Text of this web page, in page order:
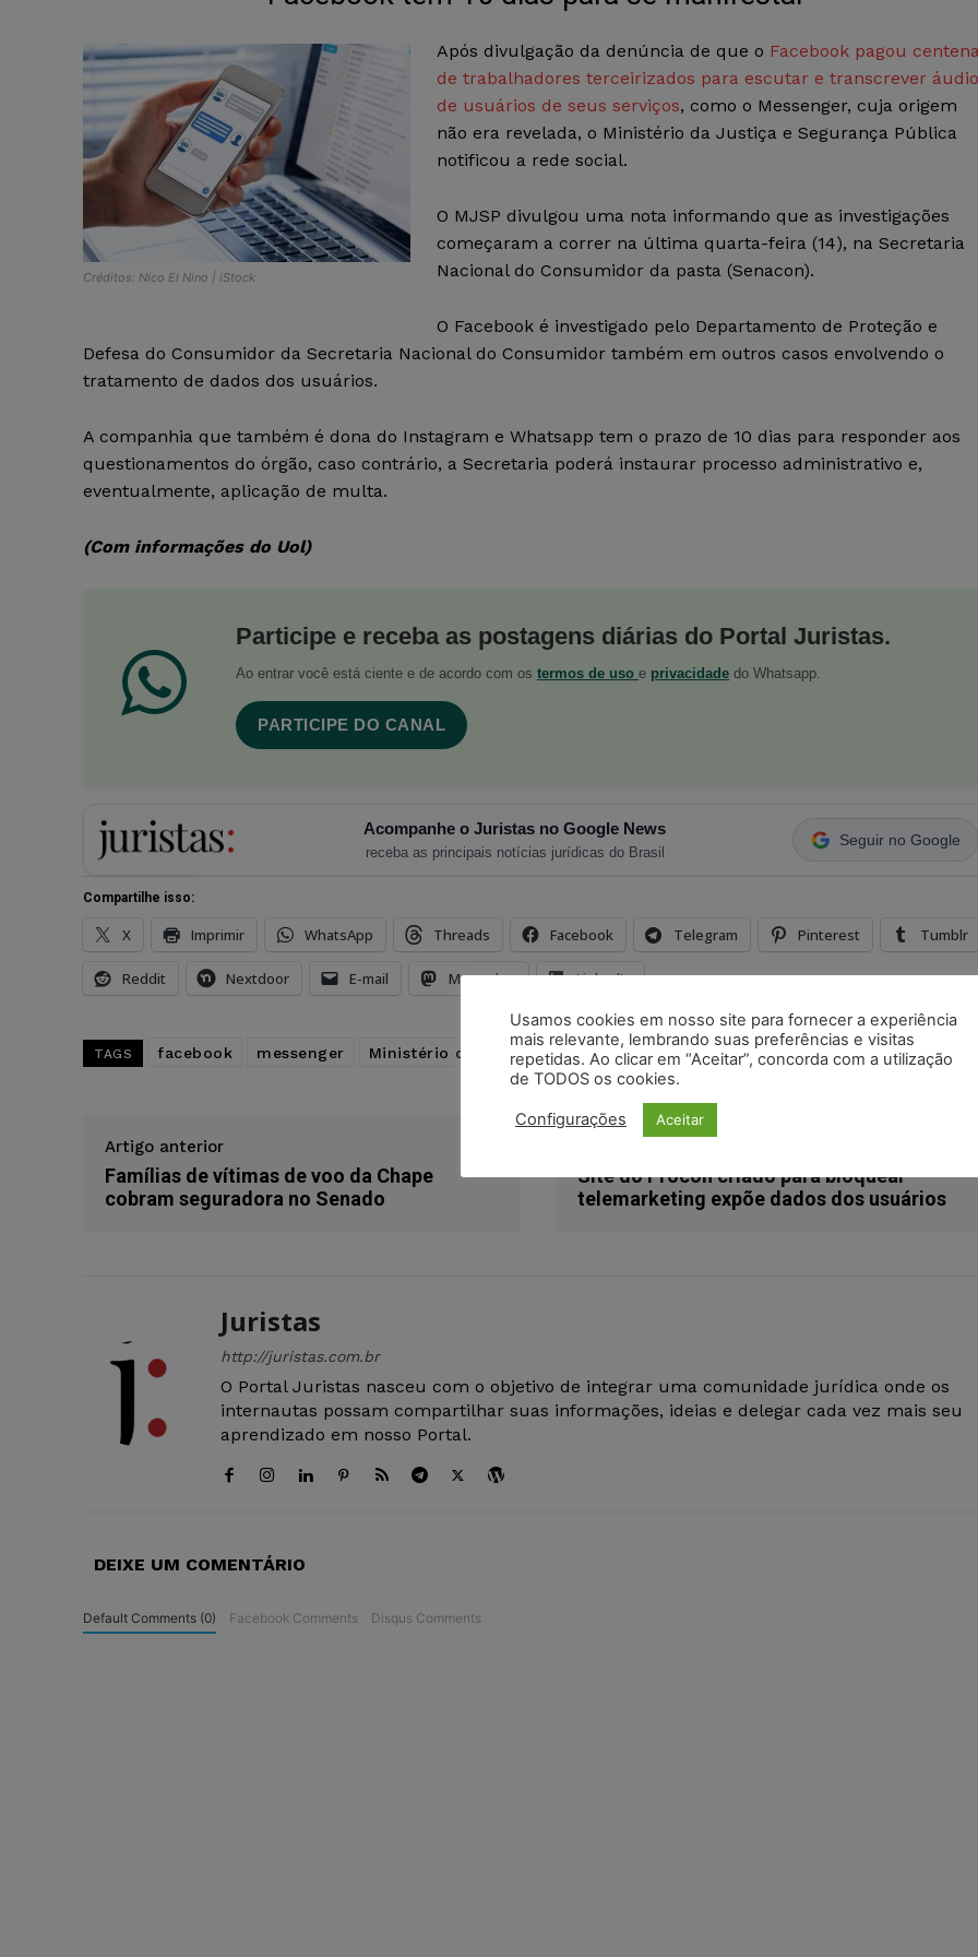
Créditos: Nico El Nino | iStock
Após divulgação da denúncia de que o Facebook pagou
de trabalhadores terceirizados para escutar e transcrever
de usuários de seus serviços, como o Messenger, cuja origem
não era revelada, o Ministério da Justiça e Segurança Pública
notificou a rede social.
O MJSP divulgou uma nota informando que as investigações
começaram a correr na última quarta-feira (14), na Secretaria
Nacional do Consumidor da pasta (Senacon).
O Facebook é investigado pelo Departamento de Proteção e
Defesa do Consumidor da Secretaria Nacional do Consumidor também em outros casos envolvendo o
tratamento de dados dos usuários.
A companhia que também é dona do Instagram e Whatsapp tem o prazo de 10 dias para responder aos
questionamentos do órgão, caso contrário, a Secretaria poderá instaurar processo administrativo e,
eventualmente, aplicação de multa.
(Com informações do Uol)
Participe e receba as postagens diárias do Portal Juristas.
Ao entrar você está ciente e de acordo com os termos de uso e privacidade do Whatsapp.
PARTICIPE DO CANAL
Acompanhe o Juristas no Google News
receba as principais notícias jurídicas do Brasil
Seguir no Google
Compartilhe isso:
X Imprimir WhatsApp Threads Facebook Telegram Pinterest Tumblr
Reddit Nextdoor E-mail Mastodon LinkedIn
TAGS facebook messenger Ministério da Justiça notificação transcrever áudios
Artigo anterior
Famílias de vítimas de voo da Chape
cobram seguradora no Senado
Site do Procon criado para bloquear
telemarketing expõe dados dos usuários
Juristas
http://juristas.com.br
O Portal Juristas nasceu com o objetivo de integrar uma comunidade jurídica onde os
internautas possam compartilhar suas informações, ideias e delegar cada vez mais seu
aprendizado em nosso Portal.
DEIXE UM COMENTÁRIO
Default Comments (0) Facebook Comments Disqus Comments
Usamos cookies em nosso site para fornecer a experiência
mais relevante, lembrando suas preferências e visitas
repetidas. Ao clicar em “Aceitar”, concorda com a utilização
de TODOS os cookies.
Configurações Aceitar